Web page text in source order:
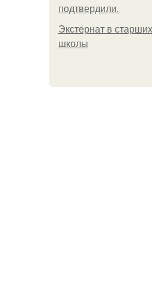
подтвердили.
Экстернат в
школы